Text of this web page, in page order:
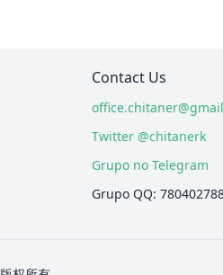
Contact Us
Twitter @chitanerk
Grupo no Telegram
Grupo QQ: